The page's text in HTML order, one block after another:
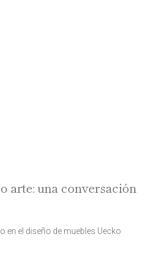
arte: una conversación